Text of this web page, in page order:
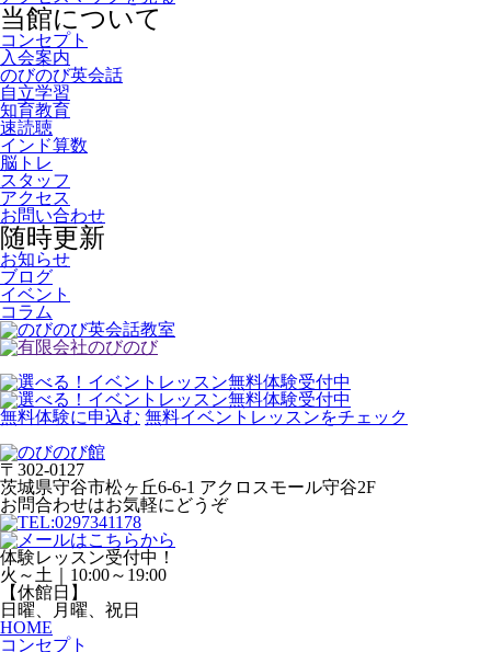
当館について
コンセプト
入会案内
のびのび英会話
自立学習
知育教育
速読聴
インド算数
脳トレ
スタッフ
アクセス
お問い合わせ
随時更新
お知らせ
ブログ
イベント
コラム
無料体験に申込む 無料イベントレッスンをチェック
〒302-0127
茨城県守谷市松ヶ丘6-6-1 アクロスモール守谷2F
お問合わせはお気軽にどうぞ
体験レッスン受付中！
火～土｜10:00～19:00
【休館日】
日曜、月曜、祝日
HOME
コンセプト